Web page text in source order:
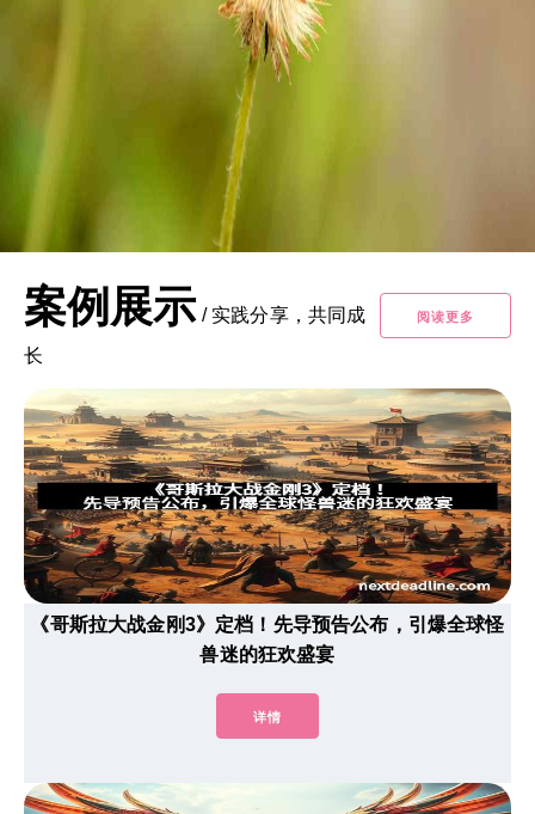
案例展示 / 实践分享，共同成
长
阅读更多
《哥斯拉大战金刚3》定档！先导预告公布，引爆全球怪
兽迷的狂欢盛宴
详情